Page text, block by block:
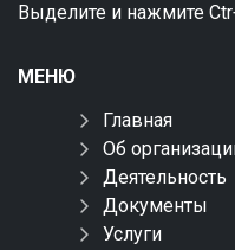
Выделите и нажмите
МЕНЮ
Главная
Об
Деятельность
Документы
Услуги